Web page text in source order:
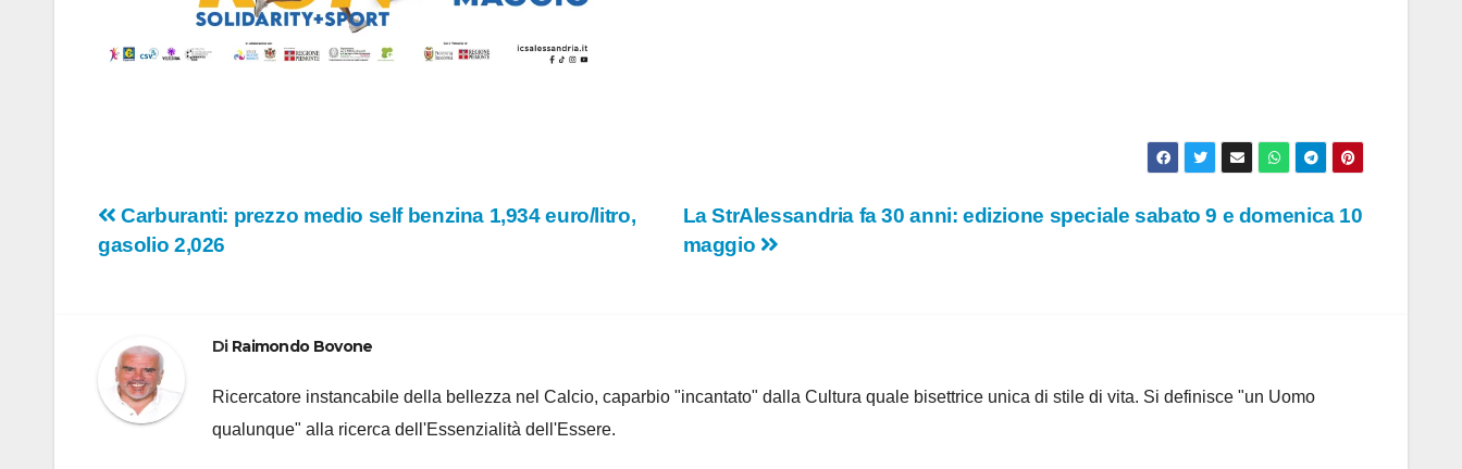
Navigazione
articoli
La StrAlessandria fa 30 anni: edizione speciale sabato 9 e domenica 10
maggio
Carburanti: prezzo medio self benzina 1,934 euro/litro,
gasolio 2,026
Di Raimondo Bovone
Ricercatore instancabile della bellezza nel Calcio, caparbio "incantato" dalla Cultura quale bisettrice unica di stile di vita. Si definisce "un Uomo
qualunque" alla ricerca dell'Essenzialità dell'Essere.